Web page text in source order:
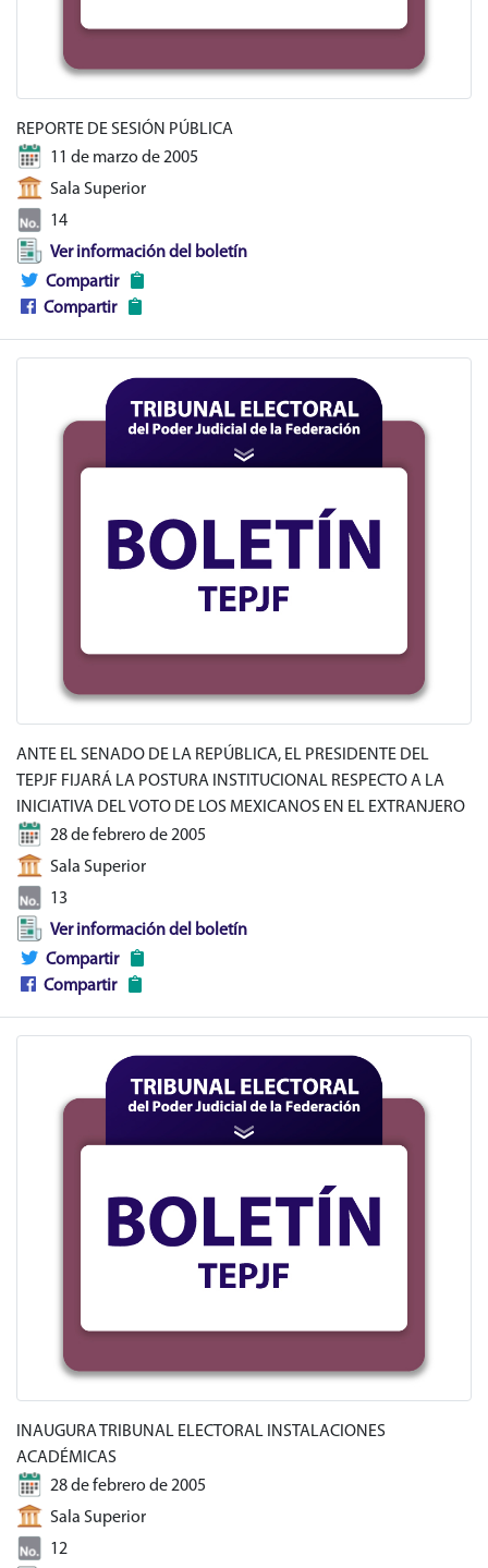
REPORTE DE SESIÓN PÚBLICA
11 de marzo de 2005
Sala Superior
14
Ver información del boletín
Compartir
Compartir
ANTE EL SENADO DE LA REPÚBLICA, EL PRESIDENTE DEL
TEPJF FIJARÁ LA POSTURA INSTITUCIONAL RESPECTO A LA
INICIATIVA DEL VOTO DE LOS MEXICANOS EN EL EXTRANJERO
28 de febrero de 2005
Sala Superior
13
Ver información del boletín
Compartir
Compartir
INAUGURA TRIBUNAL ELECTORAL INSTALACIONES
ACADÉMICAS
28 de febrero de 2005
Sala Superior
12